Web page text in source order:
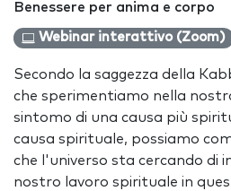
Benessere per anima e corpo
Webinar interattivo (Zoom)
Secondo la saggezza della
che sperimentiamo nella
sintomo di una causa più
causa spirituale, possiamo
che l'universo sta cercando di
nostro lavoro spirituale in